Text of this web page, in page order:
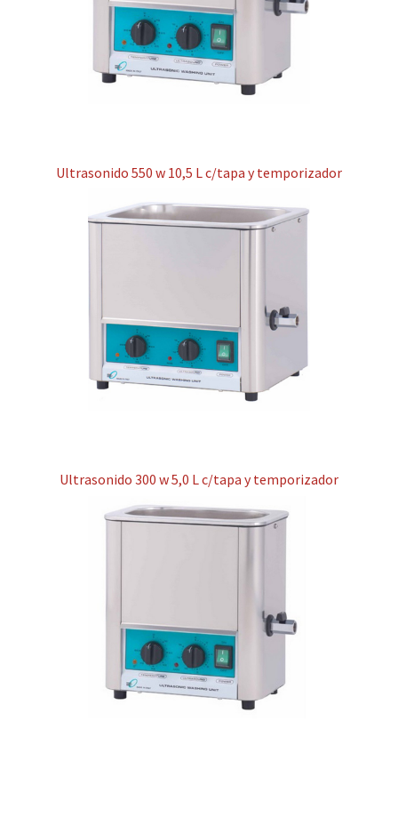
Ultrasonido 550 w 10,5 L c/tapa y temporizador
Ultrasonido 300 w 5,0 L c/tapa y temporizador